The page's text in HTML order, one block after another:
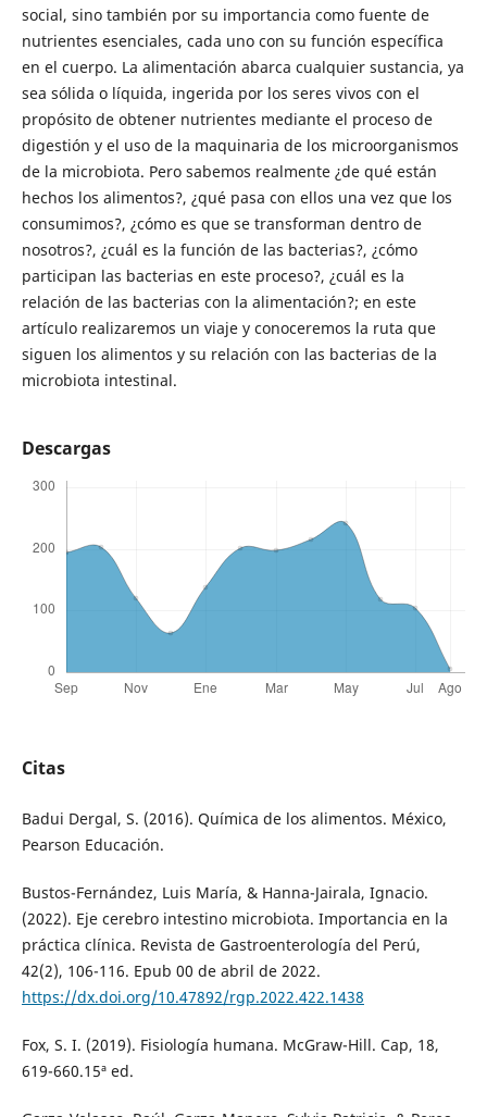
social, sino también por su importancia como fuente de
nutrientes esenciales, cada uno con su función específica
en el cuerpo. La alimentación abarca cualquier sustancia, ya
sea sólida o líquida, ingerida por los seres vivos con el
propósito de obtener nutrientes mediante el proceso de
digestión y el uso de la maquinaria de los microorganismos
de la microbiota. Pero sabemos realmente ¿de qué están
hechos los alimentos?, ¿qué pasa con ellos una vez que los
consumimos?, ¿cómo es que se transforman dentro de
nosotros?, ¿cuál es la función de las bacterias?, ¿cómo
participan las bacterias en este proceso?, ¿cuál es la
relación de las bacterias con la alimentación?; en este
artículo realizaremos un viaje y conoceremos la ruta que
siguen los alimentos y su relación con las bacterias de la
microbiota intestinal.
Descargas
Citas
Badui Dergal, S. (2016). Química de los alimentos. México,
Pearson Educación.
Bustos-Fernández, Luis María, & Hanna-Jairala, Ignacio.
(2022). Eje cerebro intestino microbiota. Importancia en la
práctica clínica. Revista de Gastroenterología del Perú,
42(2), 106-116. Epub 00 de abril de 2022.
https://dx.doi.org/10.47892/rgp.2022.422.1438
Fox, S. I. (2019). Fisiología humana. McGraw-Hill. Cap, 18,
619-660.15ª ed.